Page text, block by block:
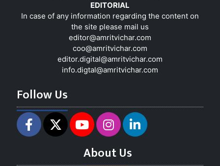
EDITORIAL
In case of any information regarding the content on
the site please mail us
editor@amritvichar.com
coo@amritvichar.com
editor.digital@amritvichar.com
info.digtal@amritvichar.com
Follow Us
About Us